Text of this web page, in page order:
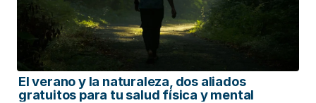
El verano y la naturaleza, dos aliados
gratuitos para tu salud física y mental